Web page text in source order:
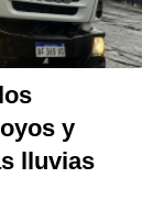
y
lluvias